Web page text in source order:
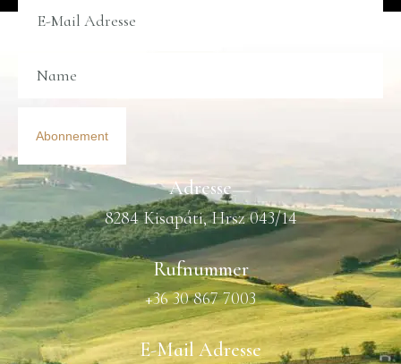
Abonnement
Adresse
8284 Kisapáti, Hrsz 043/14
Rufnummer
+36 30 867 7003
E-Mail Adresse